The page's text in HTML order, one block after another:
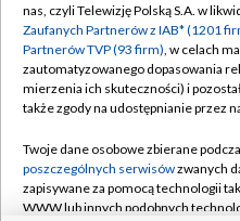
Emisja w TVP
Centrum informacji TVP
Naziemna Telewizja
Rada Programowa
System NOS
Polityka
nas, czyli Telewizję Polską S.A. w
Zaufanych Partnerów z IAB* (1201
Partnerów TVP (93 firm), w celach
zautomatyzowanego dopasowania
mierzenia ich skuteczności) i
także zgody na udostępnianie przez
Twoje dane osobowe zbierane
poszczególnych serwisówzwanych
zapisywane za pomocą technologii
WWW lub innych podobnych